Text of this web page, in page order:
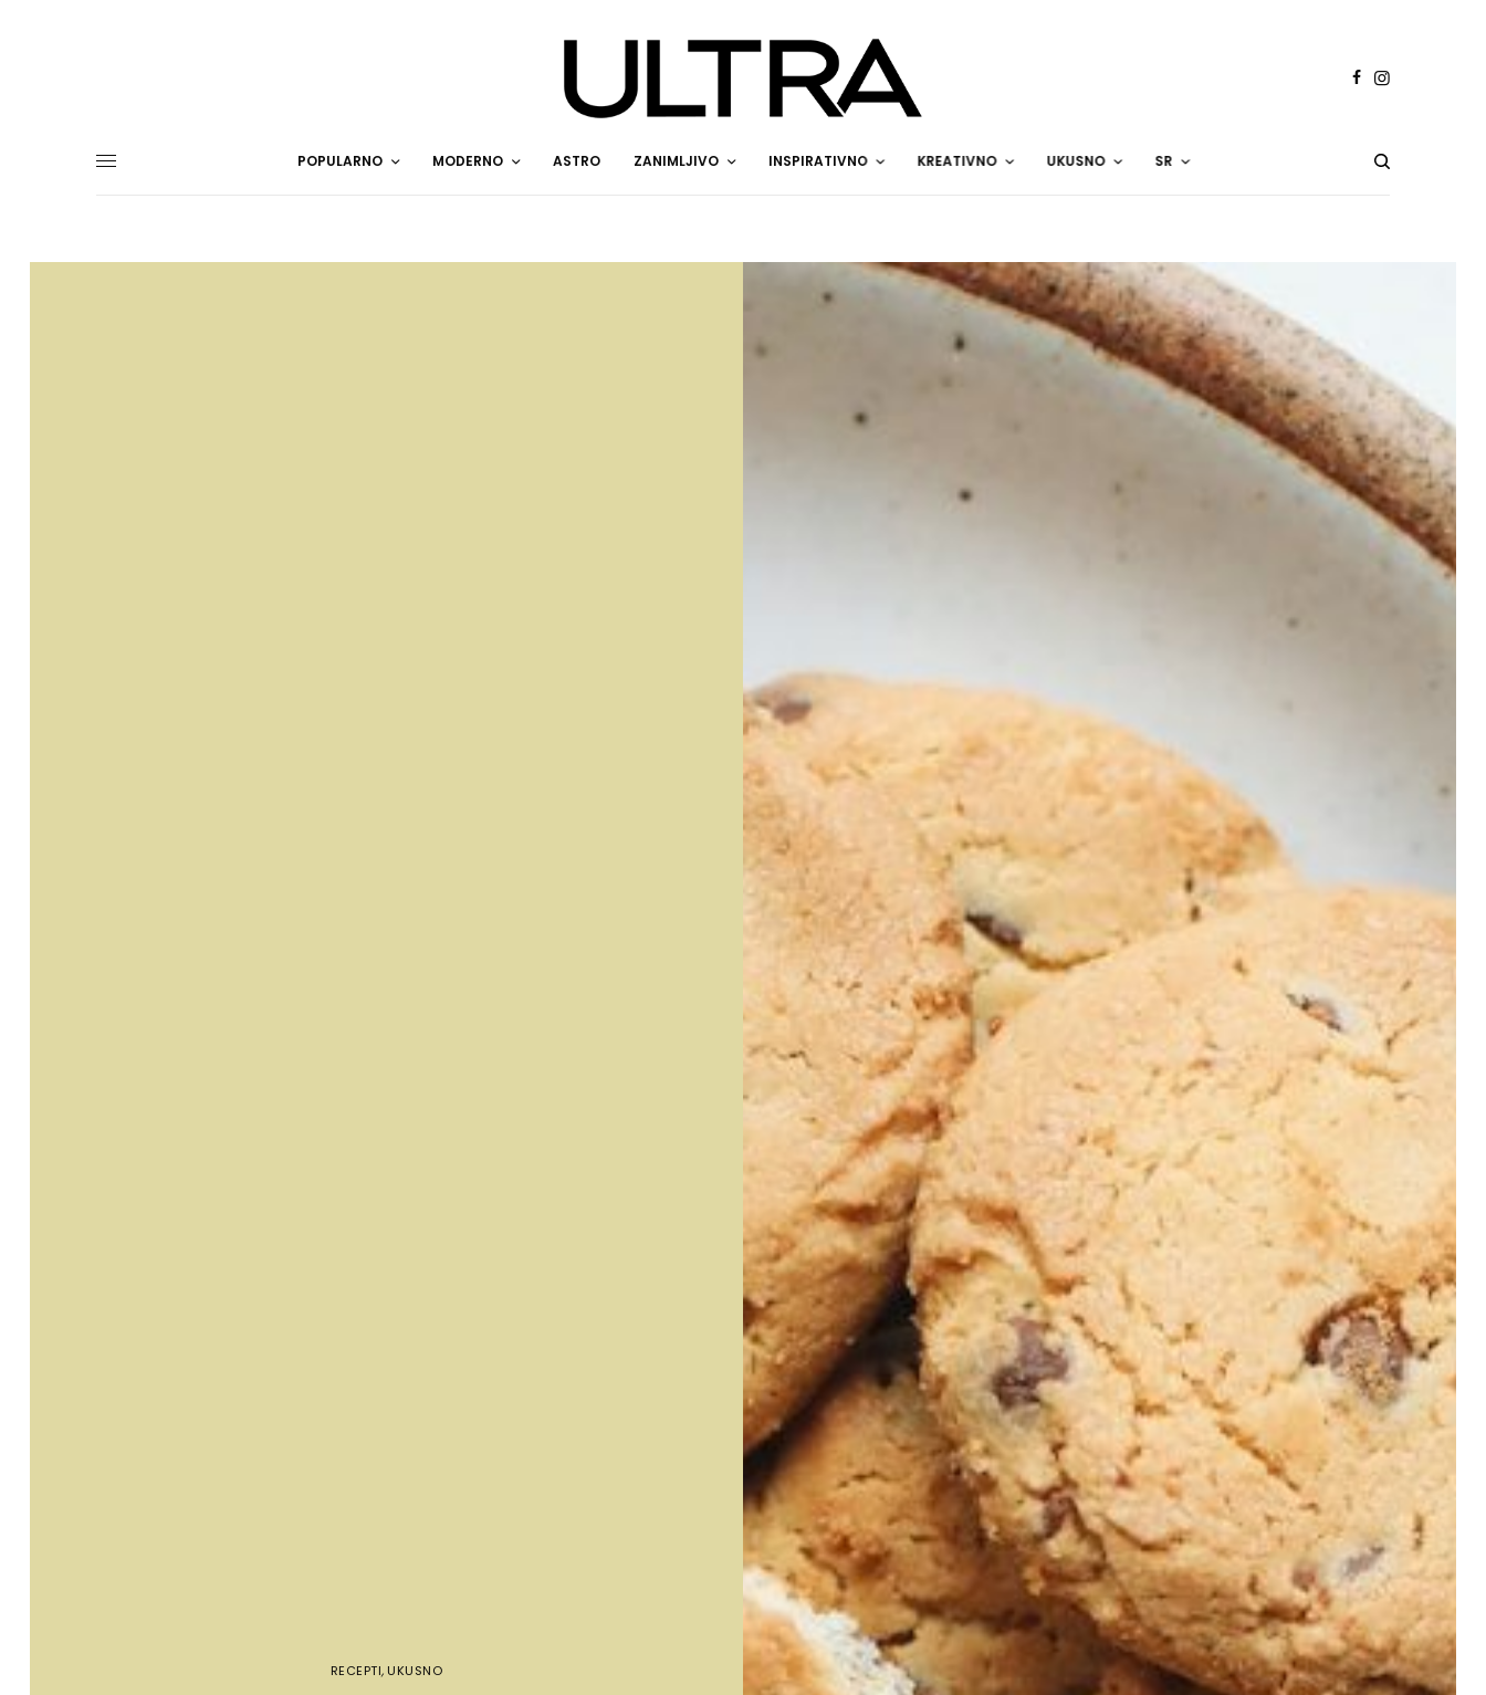
POPULARNO MODERNO ASTRO ZANIMLJIVO INSPIRATIVNO KREATIVNO UKUSNO SR
RECEPTI, UKUSNO